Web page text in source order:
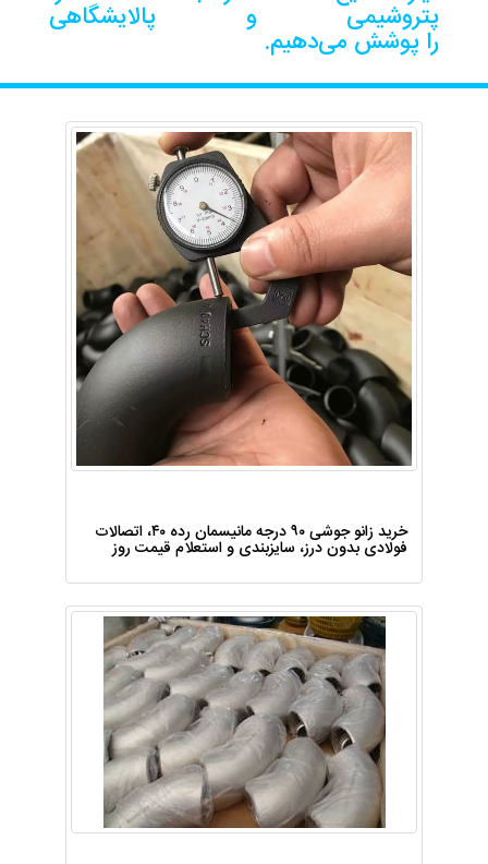
پتروشیمی و پالایشگاهی
را پوشش می‌دهیم.
خرید زانو جوشی ۹۰ درجه مانیسمان رده ۴۰، اتصالات
فولادی بدون درز، سایزبندی و استعلام قیمت روز